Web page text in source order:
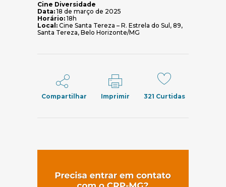
Cine Diversidade
Data: 18 de março de 2025
Horário: 18h
Local: Cine Santa Tereza – R. Estrela do Sul, 89,
Santa Tereza, Belo Horizonte/MG
Compartilhar Imprimir 321 Curtidas